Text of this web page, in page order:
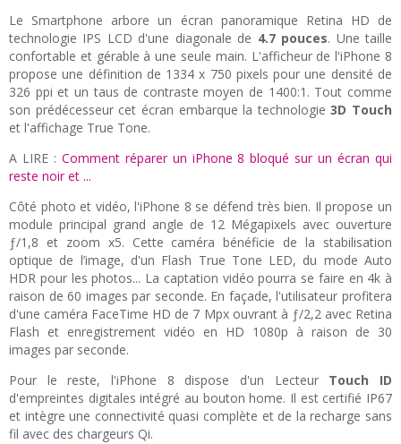
Le Smartphone arbore un écran panoramique Retina HD de
technologie IPS LCD d'une diagonale de 4.7 pouces. Une taille
confortable et gérable à une seule main. L'afficheur de l'iPhone 8
propose une définition de 1334 x 750 pixels pour une densité de
326 ppi et un taus de contraste moyen de 1400:1. Tout comme
son prédécesseur cet écran embarque la technologie3D Touch
et l'affichage True Tone.
A LIRE : Comment réparer un iPhone 8 bloqué sur un écran qui
reste noir et ...
Côté photo et vidéo, l'iPhone 8 se défend très bien. Il propose un
module principal grand angle de 12 Mégapixels avec ouverture
ƒ/1,8 et zoom x5. Cette caméra bénéficie de la stabilisation
optique de l’image, d'un Flash True Tone LED, du mode Auto
HDR pour les photos... La captation vidéo pourra se faire en 4k à
raison de 60 images par seconde. En façade, l'utilisateur profitera
d'une caméra FaceTime HD de 7 Mpx ouvrant à ƒ/2,2 avec Retina
Flash et enregistrement vidéo en HD 1080p à raison de 30
images par seconde.
Pour le reste, l'iPhone 8 dispose d'un Lecteur Touch ID
d'empreintes digitales intégré au bouton home. Il est certifié IP67
et intègre une connectivité quasi complète et de la recharge sans
fil avec des chargeurs Qi.